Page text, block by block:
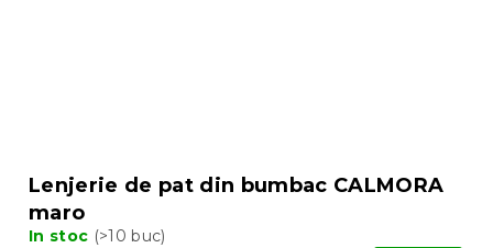
Lenjerie de pat din bumbac CALMORA
maro
In stoc (>10 buc)